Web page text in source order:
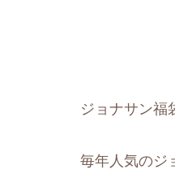
ジョナサン福
毎年人気のジ